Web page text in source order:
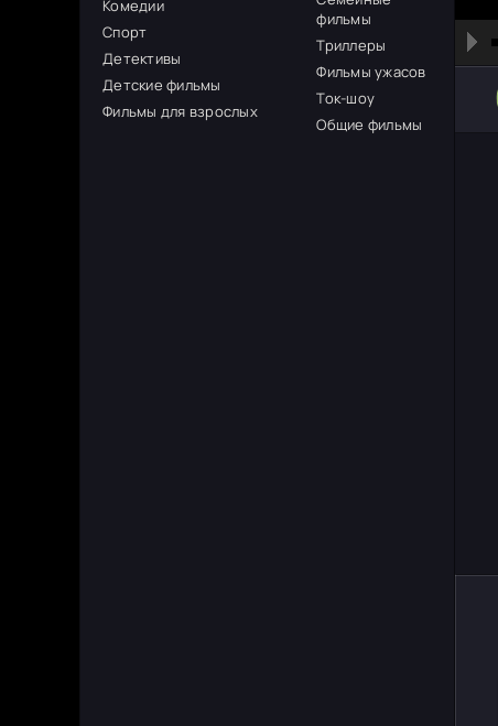
Комедии
Спорт
Детективы
Детские фильмы
Фильмы для взрослых
фильмы
Триллеры
Фильмы ужасов
Ток-шоу
Общие фильмы